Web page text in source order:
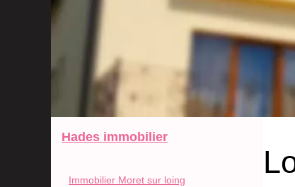
Hades immobilier
Immobilier Moret sur loing